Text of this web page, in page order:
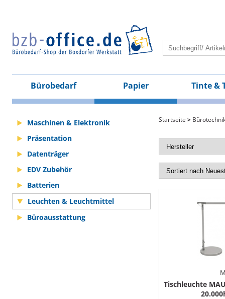
Bürobedarf Papier Tinte &
Maschinen & Elektronik
Präsentation
Datenträger
EDV Zubehör
Batterien
Leuchten & Leuchtmittel
Büroausstattung
Startseite >
Tischleuchte